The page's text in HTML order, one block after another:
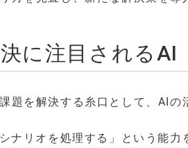
に注目されるAI
題を解決する糸口として、AIの
リオを処理する」という能力